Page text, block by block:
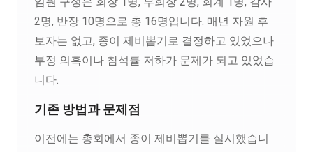
2명, 반장 10명으로 총 16명입니다. 매년 자원 후
보자는 없고, 종이 제비뽑기로 결정하고 있었으나
부정 의혹이나 참석률 저하가 문제가 되고 있었습
니다.
기존 방법과 문제점
이전에는 총회에서 종이 제비뽑기를 실시했습니